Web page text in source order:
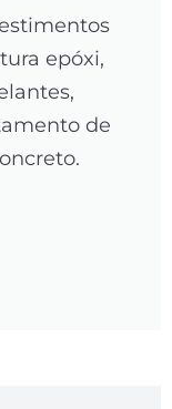
epóxi,
de